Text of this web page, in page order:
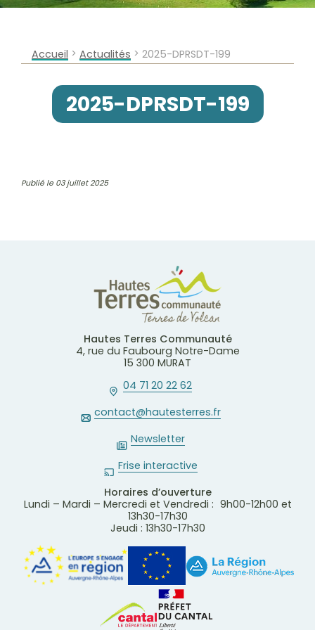
Accueil > Actualités > 2025-DPRSDT-199
2025-DPRSDT-199
Publié le 03 juillet 2025
Hautes Terres Communauté
4, rue du Faubourg Notre-Dame
15 300 MURAT
04 71 20 22 62
contact@hautesterres.fr
Newsletter
Frise interactive
Horaires d’ouverture
Lundi – Mardi – Mercredi et Vendredi : 9h00-12h00 et
13h30-17h30
Jeudi : 13h30-17h30